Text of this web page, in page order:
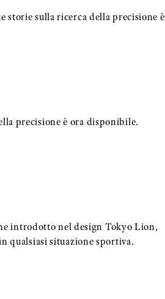
storie sulla ricerca della precisione è
precisione è ora disponibile.
introdotto nel design Tokyo Lion,
qualsiasi situazione sportiva.